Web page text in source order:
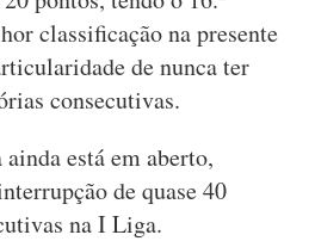
classificação na presente
de nunca ter
consecutivas.
está em aberto,
de quase 40
na I Liga.